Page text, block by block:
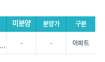
미분양 분양가
구분
- - 아파트